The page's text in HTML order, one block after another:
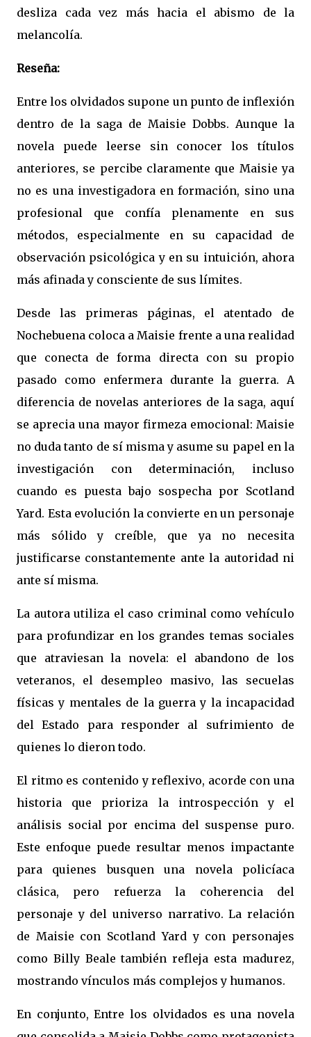
desliza cada vez más hacia el abismo de la
melancolía.
Reseña:
Entre los olvidados supone un punto de inflexión
dentro de la saga de Maisie Dobbs. Aunque la
novela puede leerse sin conocer los títulos
anteriores, se percibe claramente que Maisie ya
no es una investigadora en formación, sino una
profesional que confía plenamente en sus
métodos, especialmente en su capacidad de
observación psicológica y en su intuición, ahora
más afinada y consciente de sus límites.
Desde las primeras páginas, el atentado de
Nochebuena coloca a Maisie frente a una realidad
que conecta de forma directa con su propio
pasado como enfermera durante la guerra. A
diferencia de novelas anteriores de la saga, aquí
se aprecia una mayor firmeza emocional: Maisie
no duda tanto de sí misma y asume su papel en la
investigación con determinación, incluso
cuando es puesta bajo sospecha por Scotland
Yard. Esta evolución la convierte en un personaje
más sólido y creíble, que ya no necesita
justificarse constantemente ante la autoridad ni
ante sí misma.
La autora utiliza el caso criminal como vehículo
para profundizar en los grandes temas sociales
que atraviesan la novela: el abandono de los
veteranos, el desempleo masivo, las secuelas
físicas y mentales de la guerra y la incapacidad
del Estado para responder al sufrimiento de
quienes lo dieron todo.
El ritmo es contenido y reflexivo, acorde con una
historia que prioriza la introspección y el
análisis social por encima del suspense puro.
Este enfoque puede resultar menos impactante
para quienes busquen una novela policíaca
clásica, pero refuerza la coherencia del
personaje y del universo narrativo. La relación
de Maisie con Scotland Yard y con personajes
como Billy Beale también refleja esta madurez,
mostrando vínculos más complejos y humanos.
En conjunto, Entre los olvidados es una novela